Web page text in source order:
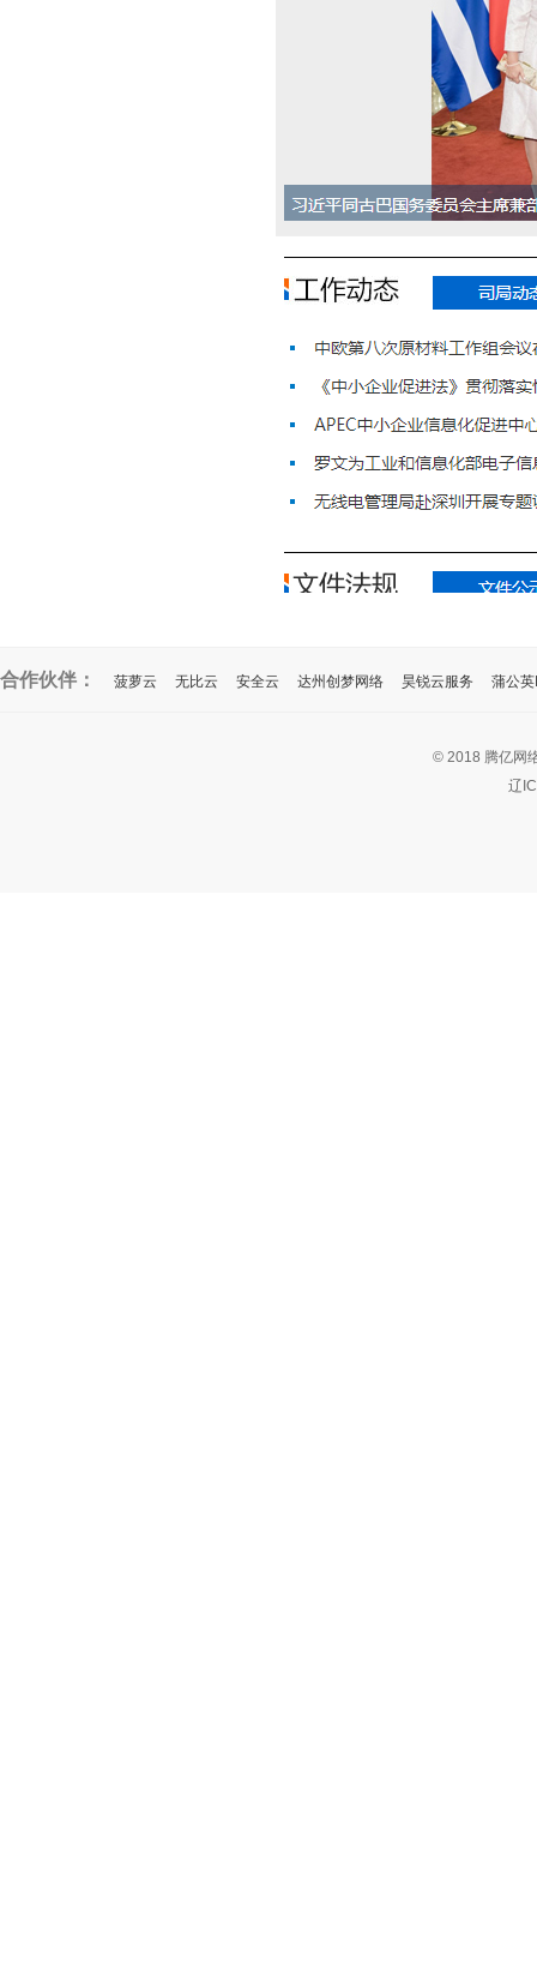
合作伙伴： 菠萝云 无比云 安全云 达州创梦网络 昊锐云服务 蒲公
© 2018 腾亿网
辽